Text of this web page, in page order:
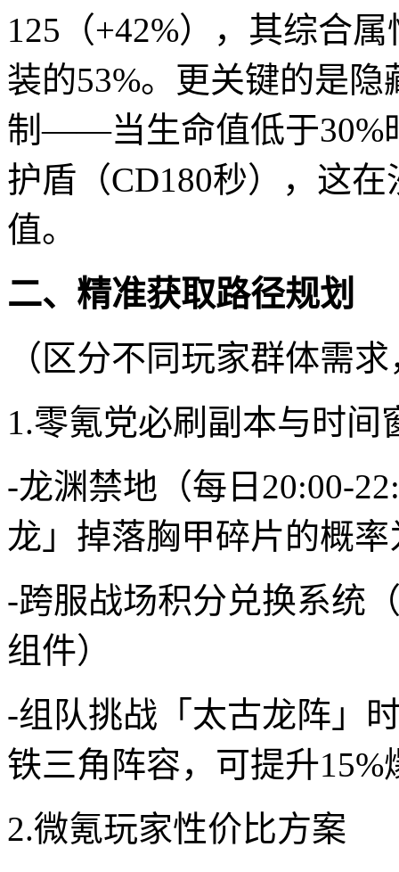
125（+42%），其综合
装的53%。更关键的是
制——当生命值低于30%
护盾（CD180秒），这
值。
二、精准获取路径规划
（区分不同玩家群体需
1.零氪党必刷副本与时间
-龙渊禁地（每日20:00-
龙」掉落胸甲碎片的概率
-跨服战场积分兑换系统
组件）
-组队挑战「太古龙阵」
铁三角阵容，可提升15%
2.微氪玩家性价比方案